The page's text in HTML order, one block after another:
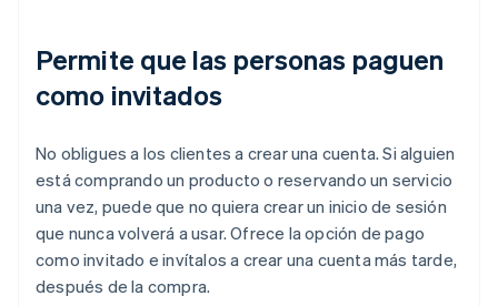
Permite que las personas paguen
como invitados
No obligues a los clientes a crear una cuenta. Si alguien
está comprando un producto o reservando un servicio
una vez, puede que no quiera crear un inicio de sesión
que nunca volverá a usar. Ofrece la opción de pago
como invitado e invítalos a crear una cuenta más tarde,
después de la compra.